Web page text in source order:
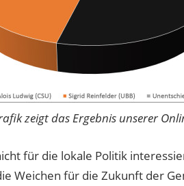
zeigt das Ergebnis unserer
für die lokale Politik
Weichen für die Zukunft der